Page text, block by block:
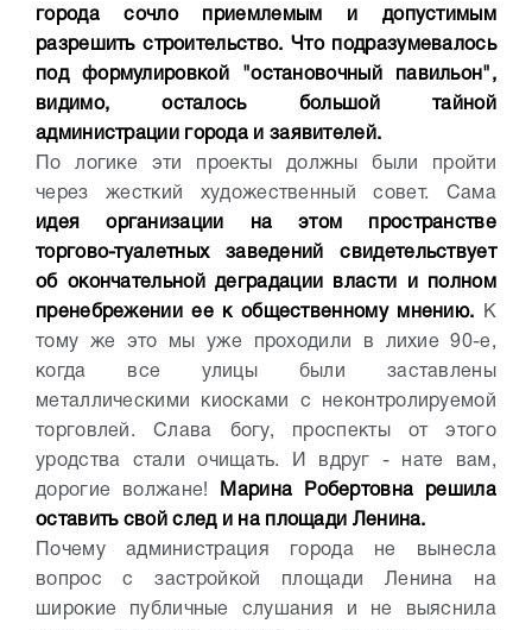
города сочло приемлемым и допустимым
разрешить строительство. Что подразумевалось
под формулировкой "остановочный павильон",
видимо, осталось большой тайной
администрации города и заявителей.
По логике эти проекты должны были пройти
через жесткий художественный совет. Сама
идея организации на этом пространстве
торгово-туалетных заведений свидетельствует
об окончательной деградации власти и полном
пренебрежении ее к общественному мнению.
К
тому же это мы уже проходили в лихие 90-е,
когда все улицы были заставлены
металлическими киосками с неконтролируемой
торговлей. Слава богу, проспекты от этого
уродства стали очищать. И вдруг - нате вам,
дорогие волжане!
Марина Робертовна решила
оставить свой след и на площади Ленина.
Почему администрация города не вынесла
вопрос с застройкой площади Ленина на
широкие публичные слушания и не выяснила